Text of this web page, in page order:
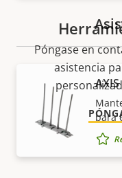
para
Póngase en
asistencia